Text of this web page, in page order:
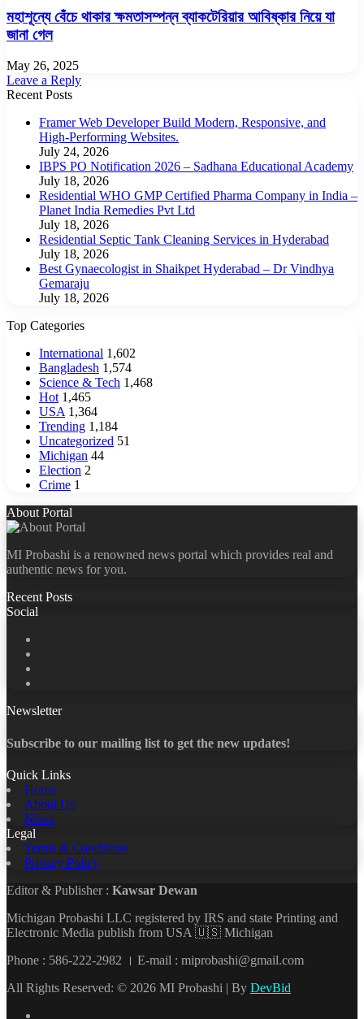
মহাশূন্যে বেঁচে থাকার ক্ষমতাসম্পন্ন ব্যাকটেরিয়ার আবিষ্কার নিয়ে যা
জানা গেল
May 26, 2025
Leave a Reply
Recent Posts
Framer Web Developer Build Modern, Responsive, and
High-Performing Websites.
July 24, 2026
IBPS PO Notification 2026 – Sadhana Educational Academy
July 18, 2026
Residential WHO GMP Certified Pharma Company in India –
Planet India Remedies Pvt Ltd
July 18, 2026
Residential Septic Tank Cleaning Services in Hyderabad
July 18, 2026
Best Gynaecologist in Shaikpet Hyderabad – Dr Vindhya
Gemaraju
July 18, 2026
Top Categories
International 1,602
Bangladesh 1,574
Science & Tech 1,468
Hot 1,465
USA 1,364
Trending 1,184
Uncategorized 51
Michigan 44
Election 2
Crime 1
About Portal
MI Probashi is a renowned news portal which provides real and
authentic news for you.
Recent Posts
Social
Newsletter
Subscribe to our mailing list to get the new updates!
Quick Links
Home
About Us
News
Legal
Terms & Conditions
Privacy Policy
Editor & Publisher : Kawsar Dewan
Michigan Probashi LLC registered by IRS and state Printing and
Electronic Media publish from USA 🇺🇸 Michigan
Phone : 586-222-2982 । E-mail : miprobashi@gmail.com
All Rights Reserved: © 2026 MI Probashi | By DevBid